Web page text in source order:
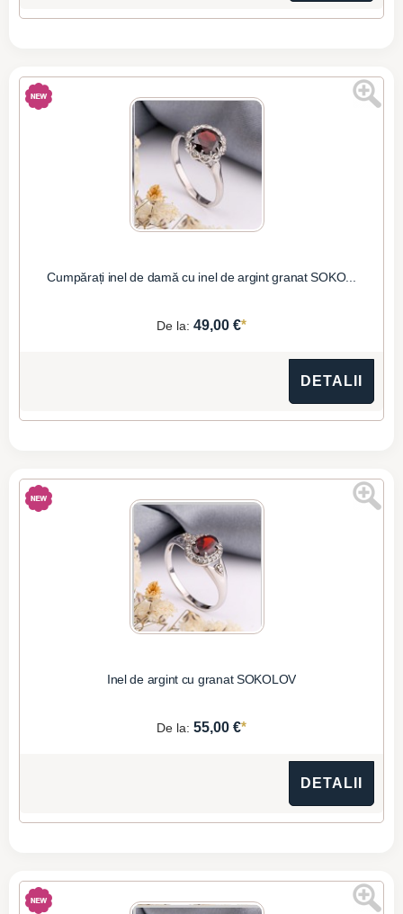
Cumpărați inel de damă cu inel de argint granat SOKO...
De la: 49,00 €*
DETALII
Inel de argint cu granat SOKOLOV
De la: 55,00 €*
DETALII